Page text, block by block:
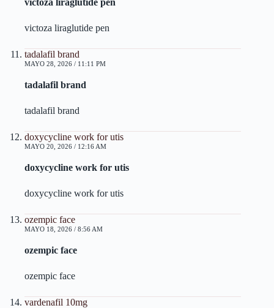
victoza liraglutide pen
victoza liraglutide pen
tadalafil brand
MAYO 28, 2026 / 11:11 PM
tadalafil brand
tadalafil brand
doxycycline work for utis
MAYO 20, 2026 / 12:16 AM
doxycycline work for utis
doxycycline work for utis
ozempic face
MAYO 18, 2026 / 8:56 AM
ozempic face
ozempic face
vardenafil 10mg